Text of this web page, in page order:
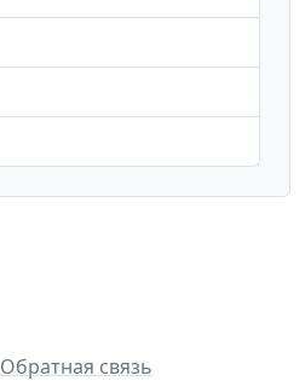
Обратная связь